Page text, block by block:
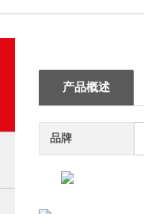
轮
产品概述
品牌